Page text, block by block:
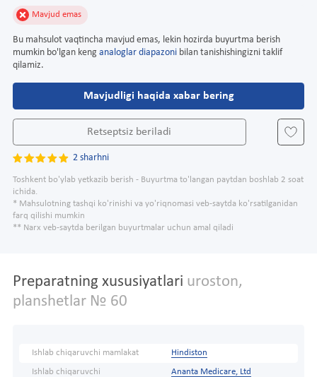
Mavjud emas
Bu mahsulot vaqtincha mavjud emas, lekin hozirda buyurtma berish
mumkin bo'lgan keng analoglar diapazoni bilan tanishishingizni taklif
qilamiz.
Mavjudligi haqida xabar bering
Retseptsiz beriladi
2 sharhni
Toshkent bo'ylab yetkazib berish - Buyurtma to'langan paytdan boshlab 2 soat
ichida.
* Mahsulotning tashqi ko'rinishi va yo'riqnomasi veb-saytda ko'rsatilganidan
farq qilishi mumkin
** Narx veb-saytda berilgan buyurtmalar uchun amal qiladi
Preparatning xususiyatlari uroston,
planshetlar № 60
Ishlab chiqaruvchi mamlakat Hindiston
Ishlab chiqaruvchi Ananta Medicare, Ltd